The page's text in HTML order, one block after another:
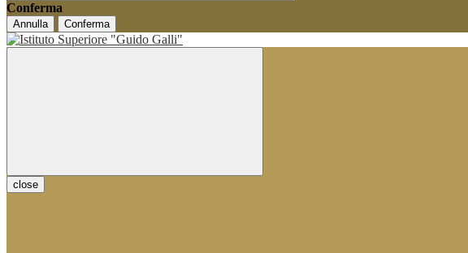
Conferma
Annulla Conferma
close